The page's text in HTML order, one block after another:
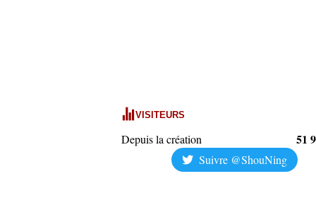
VISITEURS
Depuis la création 51
Suivre @ShouNing